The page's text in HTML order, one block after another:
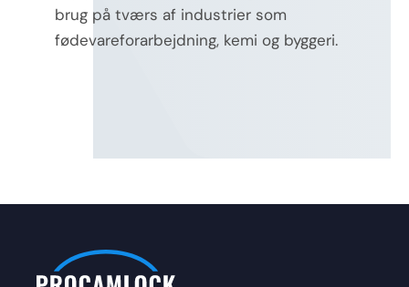
brug på tværs af industrier som
fødevareforarbejdning, kemi og byggeri.